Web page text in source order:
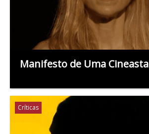
Manifesto de Uma Cineasta
Críticas